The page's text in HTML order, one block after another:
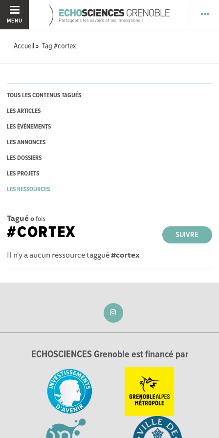
MENU
Accueil Tag #cortex
TOUS LES CONTENUS TAGUÉS
LES ARTICLES
LES ÉVÉNEMENTS
LES ANNONCES
LES DOSSIERS
LES PROJETS
LES RESSOURCES
Tagué 0fois
SUIVRE
#CORTEX
Il n'y a aucun ressource taggué#cortex
ECHOSCIENCES Grenoble est financé par